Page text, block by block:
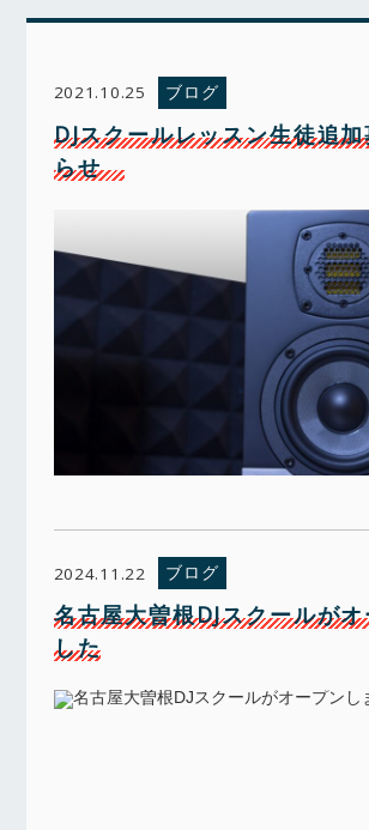
2021.10.25 ブログ
DJスクールレッスン生徒追
らせ
2024.11.22 ブログ
名古屋大曽根DJスクールが
した